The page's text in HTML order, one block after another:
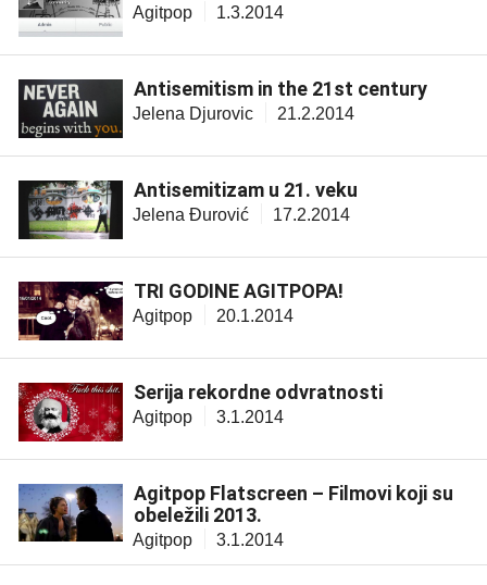
Agitpop 1.3.2014
Antisemitism in the 21st century
Jelena Djurovic 21.2.2014
Antisemitizam u 21. veku
Jelena Đurović 17.2.2014
TRI GODINE AGITPOPA!
Agitpop 20.1.2014
Serija rekordne odvratnosti
Agitpop 3.1.2014
Agitpop Flatscreen – Filmovi koji su
obeležili 2013.
Agitpop 3.1.2014